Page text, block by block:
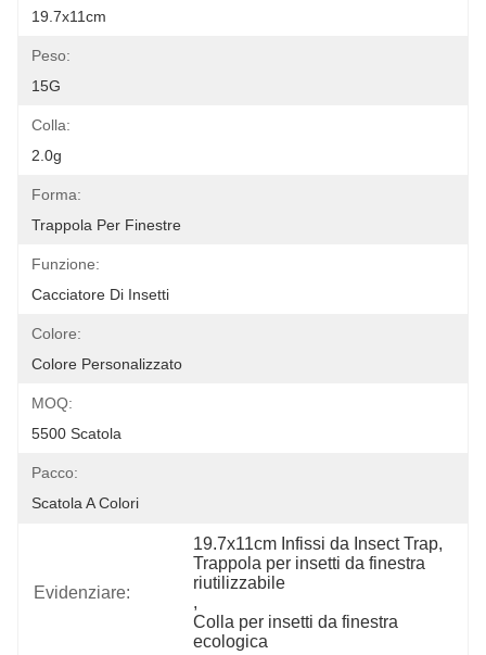
19.7x11cm
Peso:
15G
Colla:
2.0g
Forma:
Trappola Per Finestre
Funzione:
Cacciatore Di Insetti
Colore:
Colore Personalizzato
MOQ:
5500 Scatola
Pacco:
Scatola A Colori
Evidenziare:
19.7x11cm Infissi da Insect Trap,
Trappola per insetti da finestra
riutilizzabile
,
Colla per insetti da finestra
ecologica